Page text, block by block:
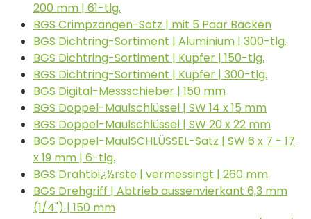
200 mm | 61-tlg.
BGS Crimpzangen-Satz | mit 5 Paar Backen
BGS Dichtring-Sortiment | Aluminium | 300-tlg.
BGS Dichtring-Sortiment | Kupfer | 150-tlg.
BGS Dichtring-Sortiment | Kupfer | 300-tlg.
BGS Digital-Messschieber | 150 mm
BGS Doppel-Maulschlüssel | SW 14 x 15 mm
BGS Doppel-Maulschlüssel | SW 20 x 22 mm
BGS Doppel-MaulSCHLÜSSEL-Satz | SW 6 x 7 - 17
x 19 mm | 6-tlg.
BGS Drahtbï¿½rste | vermessingt | 260 mm
BGS Drehgriff | Abtrieb aussenvierkant 6,3 mm
(1/4") | 150 mm